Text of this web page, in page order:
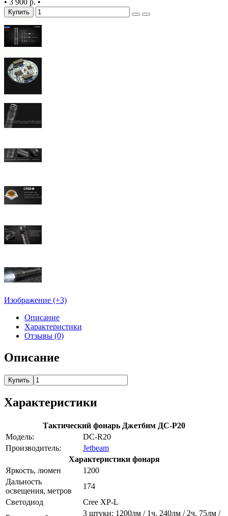
Купить
Изображение (+3)
Описание
Характеристики
Отзывы (0)
Описание
Купить
Характеристики
Тактический фонарь Джетбим ДС-Р20
Модель:
DC-R20
Производитель:
Jetbeam
Характеристики фонаря
Яркость, люмен
1200
Дальность
освещения, метров
174
Светодиод
Cree XP-L
3 штуки: 1200лм / 1ч, 240лм / 2ч, 75лм /